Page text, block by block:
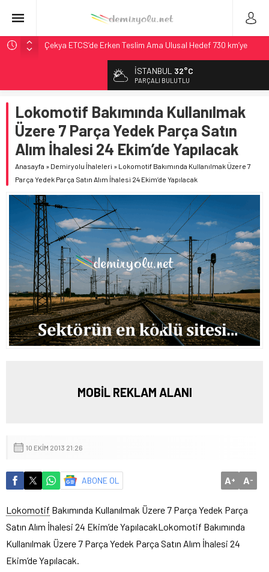
Çekya ETCS’de Erken Teslim Ama Ulusal Hedef 730 km’ye
České dráhy 101 Yaşındaki Buharlıyı Šumava Seferlerine
Brescia 426 Milyon Euro’luk Tramvay İnşaatına Başladı
Northern Railway Doğruladı: 308 Bin Rupiye Özel Vagonda
Puja
Madrid Atocha’da 56 Milyon Euro’luk Yenileme: Sol Tüneli
%33 Kapasite Artışı
İSTANBUL 32°C
PARÇALI BULUTLU
Lokomotif Bakımında Kullanılmak
Üzere 7 Parça Yedek Parça Satın
Alım İhalesi 24 Ekim’de Yapılacak
Anasayfa » Demiryolu İhaleleri » Lokomotif Bakımında Kullanılmak Üzere 7
Parça Yedek Parça Satın Alım İhalesi 24 Ekim’de Yapılacak
MOBİL REKLAM ALANI
10 EKIM 2013 21:26
ABONE OL A+ A-
Lokomotif Bakımında Kullanılmak Üzere 7 Parça Yedek Parça
Satın Alım İhalesi 24 Ekim’de YapılacakLokomotif Bakımında
Kullanılmak Üzere 7 Parça Yedek Parça Satın Alım İhalesi 24
Ekim’de Yapılacak.